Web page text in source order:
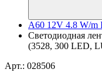
A60 12V 4.8 W/m
Светодиодная
(3528, 300 LED,
Арт.: 028506